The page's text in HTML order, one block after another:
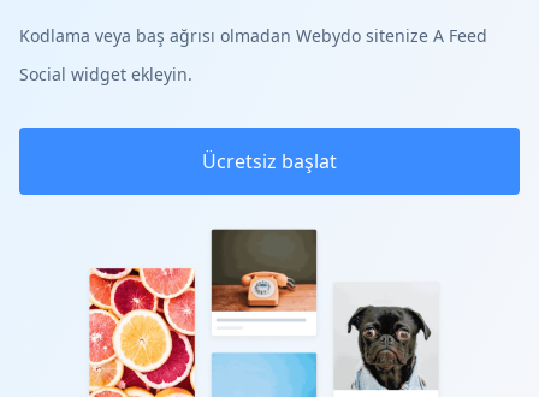
Kodlama veya baş ağrısı olmadan Webydo sitenize A Feed
Social widget ekleyin.
Ücretsiz başlat